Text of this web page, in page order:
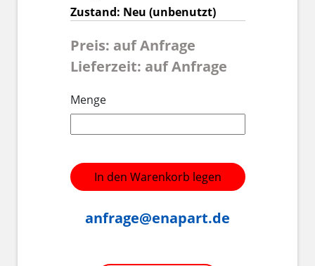
Zustand: Neu (unbenutzt)
Preis: auf Anfrage
Lieferzeit: auf Anfrage
Menge
In den Warenkorb legen
anfrage@enapart.de